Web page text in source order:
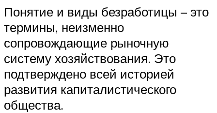
Понятие и виды безработицы – это
термины, неизменно
сопровождающие рыночную
систему хозяйствования. Это
подтверждено всей историей
развития капиталистического
общества.